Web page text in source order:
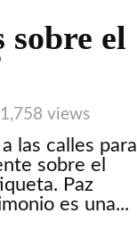
sobre el
1,758 views
las calles para
sobre el
Paz
es una...